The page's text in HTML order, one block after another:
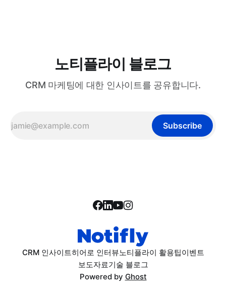
노티플라이 블로그
CRM 마케팅에 대한 인사이트를 공유합니다.
Subscribe
CRM 인사이트히어로 인터뷰노티플라이 활용팁이벤트
보도자료기술 블로그
Powered by Ghost